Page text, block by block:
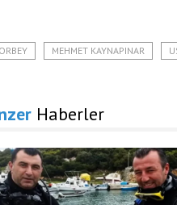
MEHMET KAYNAPINAR
Haberler